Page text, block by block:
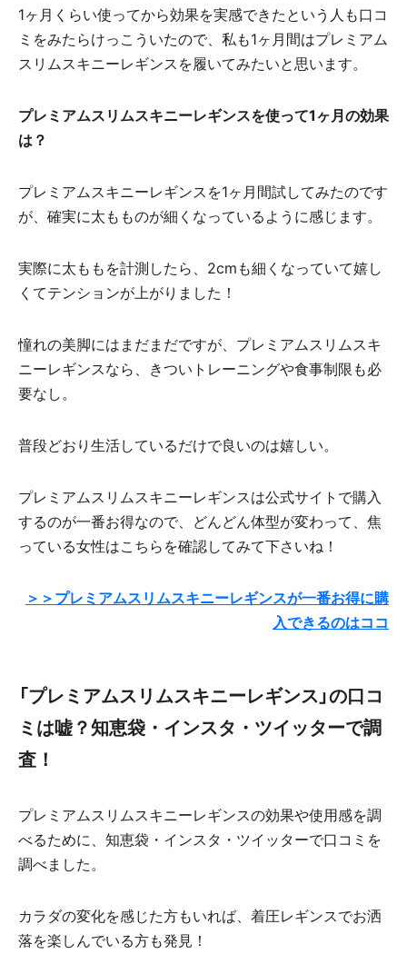
1ヶ月くらい使ってから効果を実感できたという人も口コ
ミをみたらけっこういたので、私も1ヶ月間はプレミアム
スリムスキニーレギンスを履いてみたいと思います。
プレミアムスリムスキニーレギンスを使って1ヶ月の効果
は？
プレミアムスキニーレギンスを1ヶ月間試してみたのです
が、確実に太もものが細くなっているように感じます。
実際に太ももを計測したら、2cmも細くなっていて嬉し
くてテンションが上がりました！
憧れの美脚にはまだまだですが、プレミアムスリムスキ
ニーレギンスなら、きついトレーニングや食事制限も必
要なし。
普段どおり生活しているだけで良いのは嬉しい。
プレミアムスリムスキニーレギンスは公式サイトで購入
するのが一番お得なので、どんどん体型が変わって、焦
っている女性はこちらを確認してみて下さいね！
＞＞プレミアムスリムスキニーレギンスが一番お得に購
入できるのはココ
「プレミアムスリムスキニーレギンス」の口コ
ミは嘘？知恵袋・インスタ・ツイッターで調
査！
プレミアムスリムスキニーレギンスの効果や使用感を調
べるために、知恵袋・インスタ・ツイッターで口コミを
調べました。
カラダの変化を感じた方もいれば、着圧レギンスでお洒
落を楽しんでいる方も発見！